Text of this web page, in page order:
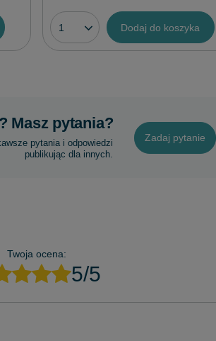
Dodaj do koszyka
Masz pytania?
pytania i odpowiedzi
publikując dla innych.
Zadaj pytanie
Twoja ocena:
5/5